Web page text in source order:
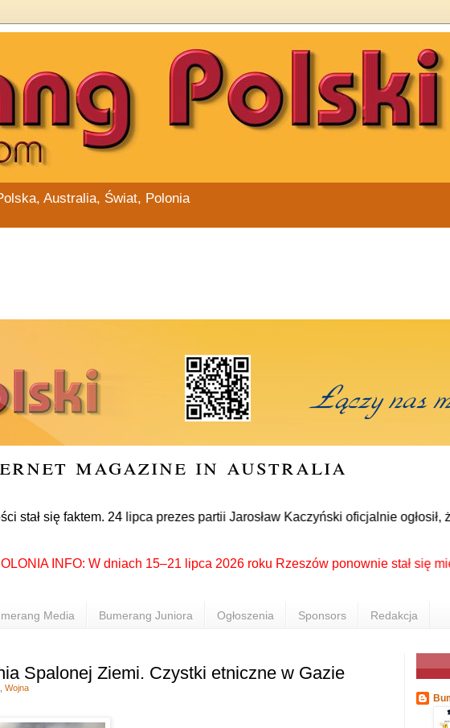
Australia, Świat, Polonia
magazine in australia
się faktem. 24 lipca prezes partii Jarosław Kaczyński oficjalnie ogłosił,
INFO: W dniach 15–21 lipca 2026 roku Rzeszów ponownie stał się
Media Bumerang Juniora Ogłoszenia Sponsors Redakcja
Spalonej Ziemi. Czystki etniczne w Gazie
Wojna